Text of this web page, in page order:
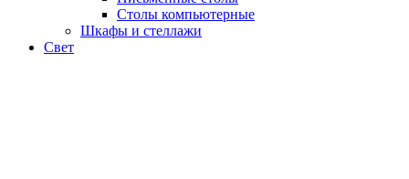
Столы компьютерные
Шкафы и стеллажи
Свет